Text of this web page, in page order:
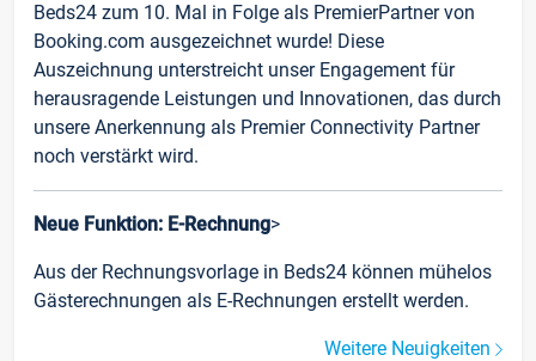
Beds24 zum 10. Mal in Folge als PremierPartner von
Booking.com ausgezeichnet wurde! Diese
Auszeichnung unterstreicht unser Engagement für
herausragende Leistungen und Innovationen, das durch
unsere Anerkennung als Premier Connectivity Partner
noch verstärkt wird.
Neue Funktion: E-Rechnung>
Aus der Rechnungsvorlage in Beds24 können mühelos
Gästerechnungen als E-Rechnungen erstellt werden.
Weitere Neuigkeiten